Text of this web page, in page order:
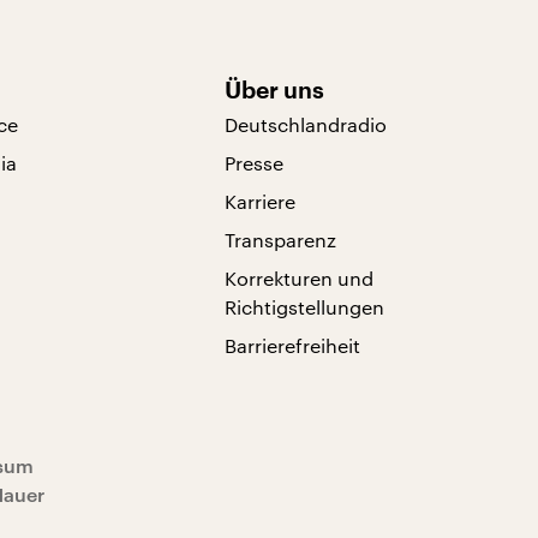
Über uns
Deutschlandradio
Presse
Karriere
Transparenz
Korrekturen und
Richtigstellungen
Barrierefreiheit